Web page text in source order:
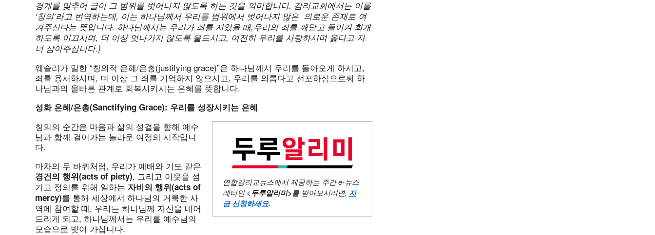
경계를 맞추어 글이 그 범위를 벗어나지 않도록 하는 것을 의미합니다. 감리교회에서는 이를
‘칭의’라고 번역하는데, 이는 하나님께서 우리를 범위에서 벗어나지 않은 의로운 존재로 여
겨주신다는 뜻입니다. 하나님께서는 우리가 죄를 지었을 때,우리의 죄를 깨닫고 돌이켜 회개
하도록 이끄시며, 더 이상 엇나가지 않도록 붙드시고, 여전히 우리를 사랑하시며 옳다고 자
녀 삼아주십니다.)
웨슬리가 말한 “칭의적 은혜/은총(justifying grace)”은 하나님께서 우리를 돌아오게 하시고,
죄를 용서하시며, 더 이상 그 죄를 기억하지 않으시고, 우리를 의롭다고 선포하심으로써 하
나님과의 올바른 관계로 회복시키시는 은혜를 뜻합니다.
성화 은혜/은총(Sanctifying Grace): 우리를 성장시키는 은혜
연합감리교뉴스에서 제공하는 주간e-뉴스
레터인 <두루알리미>를 받아보시려면, 지
금 신청하세요.
칭의의 순간은 마음과 삶의 성결을 향해 예수
님과 함께 걸어가는 놀라운 여정의 시작입니
다.
마차의 두 바퀴처럼, 우리가 예배와 기도 같은
경건의 행위(acts of piety), 그리고 이웃을 섬
기고 정의를 위해 일하는 자비의 행위(acts of
mercy)를 통해 세상에서 하나님의 거룩한 사
역에 참여할 때, 우리는 하나님께 자신을 내어
드리게 되고, 하나님께서는 우리를 예수님의
모습으로 빚어 가십니다.